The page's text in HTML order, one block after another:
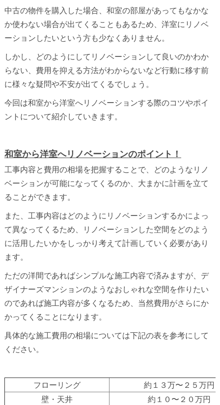
中古の物件を購入した場合、和室の部屋があってもなかな
か使わない場合が出てくることもあるため、洋室にリノベ
ーションしたいという方も少なくありません。
しかし、どのようにしてリノベーションして良いのかわか
らない、費用を抑える方法がわからないなど行動に移す前
に様々な疑問や不安が出てくるでしょう。
今回は和室から洋室へリノベーションする際のコツやポイ
ントについて紹介していきます。
和室から洋室へリノベーションのポイント！
工事内容と費用の相場を把握することで、どのようなリノ
ベーションが可能になってくるのか、大まかに計画を立て
ることができます。
また、工事内容はどのようにリノベーションするかによっ
て異なってくるため、リノベーションした空間をどのよう
に活用したいかをしっかり考えて計画していく必要があり
ます。
ただの洋間であればシンプルな施工内容で済みますが、デ
ザイナーズマンションのようなおしゃれな空間を作りたい
のであれば施工内容が多くなるため、当然費用がさらにか
かってくることになります。
具体的な施工費用の相場については下記の表を参考にして
ください。
フローリング
約１３万〜２５万円
壁・天井
約１０〜２０万円